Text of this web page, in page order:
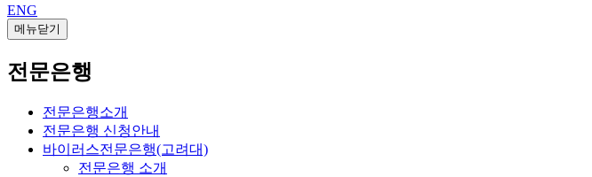
ENG
메뉴닫기
전문은행
전문은행소개
전문은행 신청안내
바이러스전문은행(고려대)
전문은행 소개